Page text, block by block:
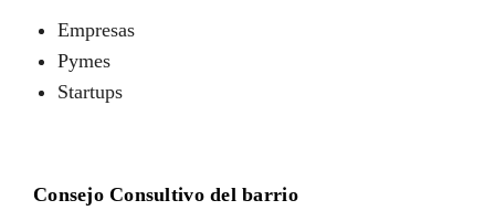
Empresas
Pymes
Startups
Consejo Consultivo del barrio